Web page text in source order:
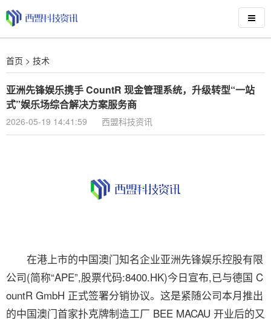
首页 > 技术
亚洲先锋娱乐携手 CountR 现金管理系统，升级转型“一站
式”娱乐场综合解决方案服务商
2026-05-19 14:41:59 西盟科技资讯
在港上市的中国澳门知名企业亚洲先锋娱乐控股有限
公司(简称“APE”,股票代码:8400.HK)今日宣布,已与德国 C
ountR GmbH 正式签署分销协议。这是紧随公司本月推出
的中国澳门首家扑克牌制造工厂 BEE MACAU 开业后的又